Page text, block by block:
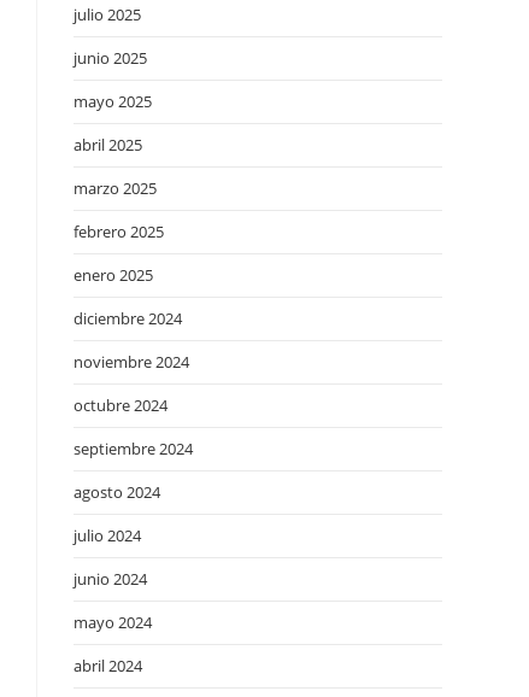
julio 2025
junio 2025
mayo 2025
abril 2025
marzo 2025
febrero 2025
enero 2025
diciembre 2024
noviembre 2024
octubre 2024
septiembre 2024
agosto 2024
julio 2024
junio 2024
mayo 2024
abril 2024